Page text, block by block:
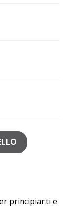
principianti e